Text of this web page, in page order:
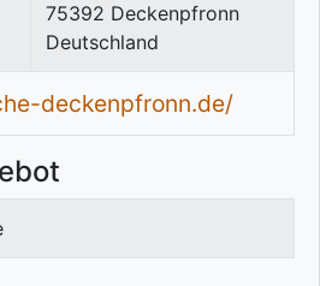
75392 Deckenpfronn
Deutschland
deckenpfronn.de/